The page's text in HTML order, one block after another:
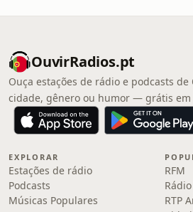
OuvirRadios.pt
Ouça estações de rádio e podcasts
cidade, gênero ou humor — grátis
EXPLORAR
Estações de rádio
Podcasts
Músicas Populares
RFM
RTP